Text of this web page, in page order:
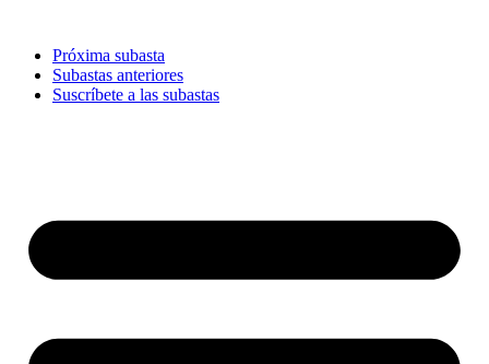
contenidoPróxima subasta
Subastas anteriores
Suscríbete a las subastas